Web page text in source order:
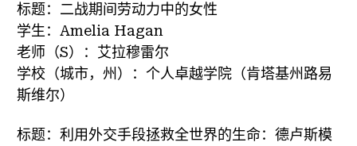
标题：二战期间劳动力中的女性
学生：Amelia Hagan
老师（S）：艾拉穆雷尔
学校（城市，州）：个人卓越学院（肯塔基州路易
斯维尔）
标题：利用外交手段拯救全世界的生命：德卢斯模